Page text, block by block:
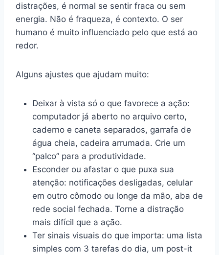
distrações, é normal se sentir fraca ou sem
energia. Não é fraqueza, é contexto. O ser
humano é muito influenciado pelo que está ao
redor.
Alguns ajustes que ajudam muito:
Deixar à vista só o que favorece a ação:
computador já aberto no arquivo certo,
caderno e caneta separados, garrafa de
água cheia, cadeira arrumada. Crie um
“palco” para a produtividade.
Esconder ou afastar o que puxa sua
atenção: notificações desligadas, celular
em outro cômodo ou longe da mão, aba de
rede social fechada. Torne a distração
mais difícil que a ação.
Ter sinais visuais do que importa: uma lista
simples com 3 tarefas do dia, um post-it